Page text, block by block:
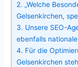
2. „Welche
Gelsenkirchen,
3. Unsere SEO-
ebenfalls
4. Für die
Gelsenkirchen